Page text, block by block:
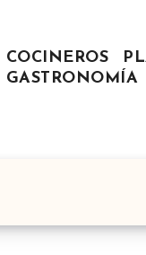
COCINEROS
GASTRONOMÍA